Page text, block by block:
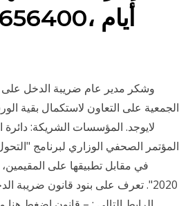
وشكر مدير عام ضريبة الدخل على
الجمعية على التعاون لاستكمال بقية
لايوجد. المؤسسات الشريكة: دائرة
في مقابل تطبيقها على